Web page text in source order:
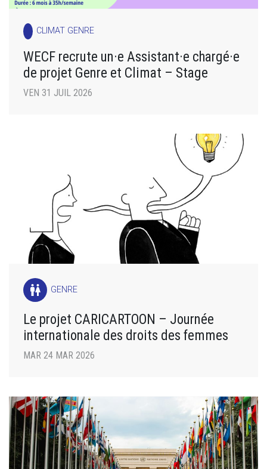
CLIMAT GENRE
WECF recrute un·e Assistant·e chargé·e
de projet Genre et Climat – Stage
VEN 31 JUIL 2026
wc GENRE
Le projet CARICARTOON – Journée
internationale des droits des femmes
MAR 24 MAR 2026